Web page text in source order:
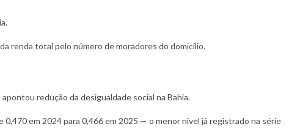
renda total pelo número de moradores do domicílio.
redução da desigualdade social na Bahia.
0,470 em 2024 para 0,466 em 2025 — o menor nível já registrado na série